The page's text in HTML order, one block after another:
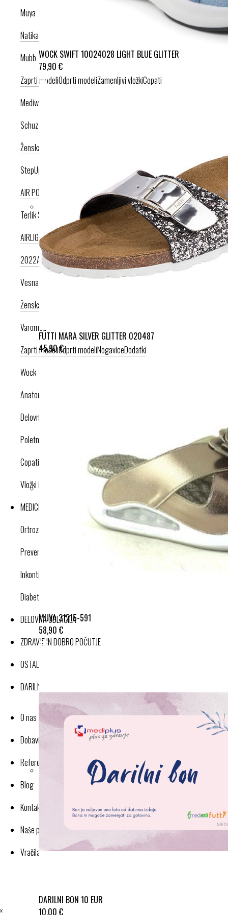
WOCK SWIFT 10024028 LIGHT BLUE GLITTER
79,90 €
FUTTI MARA SILVER GLITTER 020487
45,90 €
MUYA 31215-591
58,90 €
DARILNI BON 10 EUR
10,00 €
Muya
Natikači
Mubb
Zaprti modeliOdprti modeliZamenljivi vložkiCopati
Mediwalk
Schuzz
Ženska kolekcija
StepUp
AIR PODPLAT
AIRLIGHT PODPLAT
Terlik Sabo
AIRLIGHT PODPLAT II. NOVIAIRLIGHT PODPLAT I. PRODUKT LETA
2022AIRLIGHT PODPLAT I. KRIŽNI PAŠČEKAIR PODPLAT
Vesna anatomic
Ženska kolekcija
Varomed
Zaprti modeliOdprti modeliNogaviceDodatki
Wock
Anatomska obutev
Delovna obutev s certifikatom
Poletna obutev
Copati
Vložki in dodatki
MEDICINSKI IZDELKI
Ortroze in opornice
Preventivne kompresijske nogavice
Inkontinenca
Diabetes
DELOVNA OBLAČILA
ZDRAVJE IN DOBRO POČUTJE
OSTALI IZDELKI
DARILNI BONI
O nas
Dobavitelji-proizvajalci
Reference
Blog
Kontakt
Naše poslovanje
Vračila in reklamacije
ˣ